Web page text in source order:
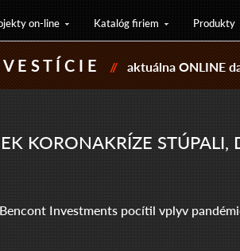
on-line Katalóg firiem Produkty
E S T Í C I E // aktuálna ONLINE
KORONAKRÍZE
Investments pocítil vplyv